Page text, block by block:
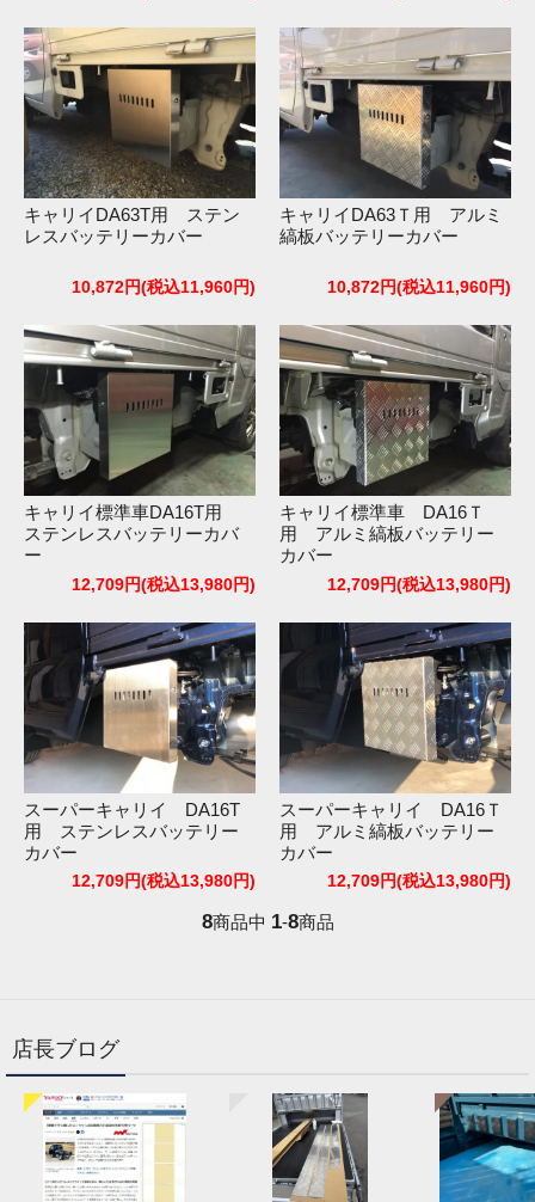
キャリイDA63T用 ステン
レスバッテリーカバー
10,872円(税込11,960円)
キャリイDA63Ｔ用 アルミ
縞板バッテリーカバー
10,872円(税込11,960円)
キャリイ標準車DA16T用
ステンレスバッテリーカバ
ー
12,709円(税込13,980円)
キャリイ標準車 DA16Ｔ
用 アルミ縞板バッテリー
カバー
12,709円(税込13,980円)
スーパーキャリイ DA16T
用 ステンレスバッテリー
カバー
12,709円(税込13,980円)
スーパーキャリイ DA16Ｔ
用 アルミ縞板バッテリー
カバー
12,709円(税込13,980円)
8商品中 1-8商品
店長ブログ